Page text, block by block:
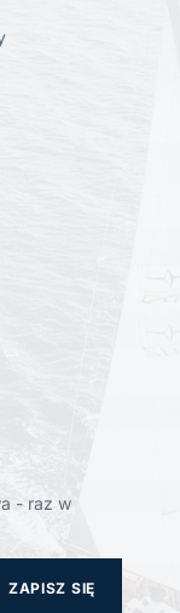
- raz w
ZAPISZ SIĘ